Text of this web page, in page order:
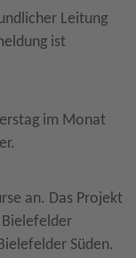
Leitung
ist
im Monat
an. Das Projekt
Süden.